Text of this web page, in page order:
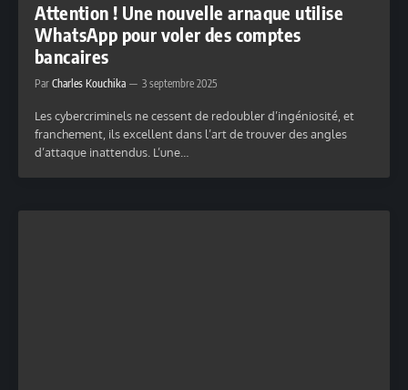
Attention ! Une nouvelle arnaque utilise
WhatsApp pour voler des comptes
bancaires
Par Charles Kouchika 3 septembre 2025
Les cybercriminels ne cessent de redoubler d’ingéniosité, et
franchement, ils excellent dans l’art de trouver des angles
d’attaque inattendus. L’une…